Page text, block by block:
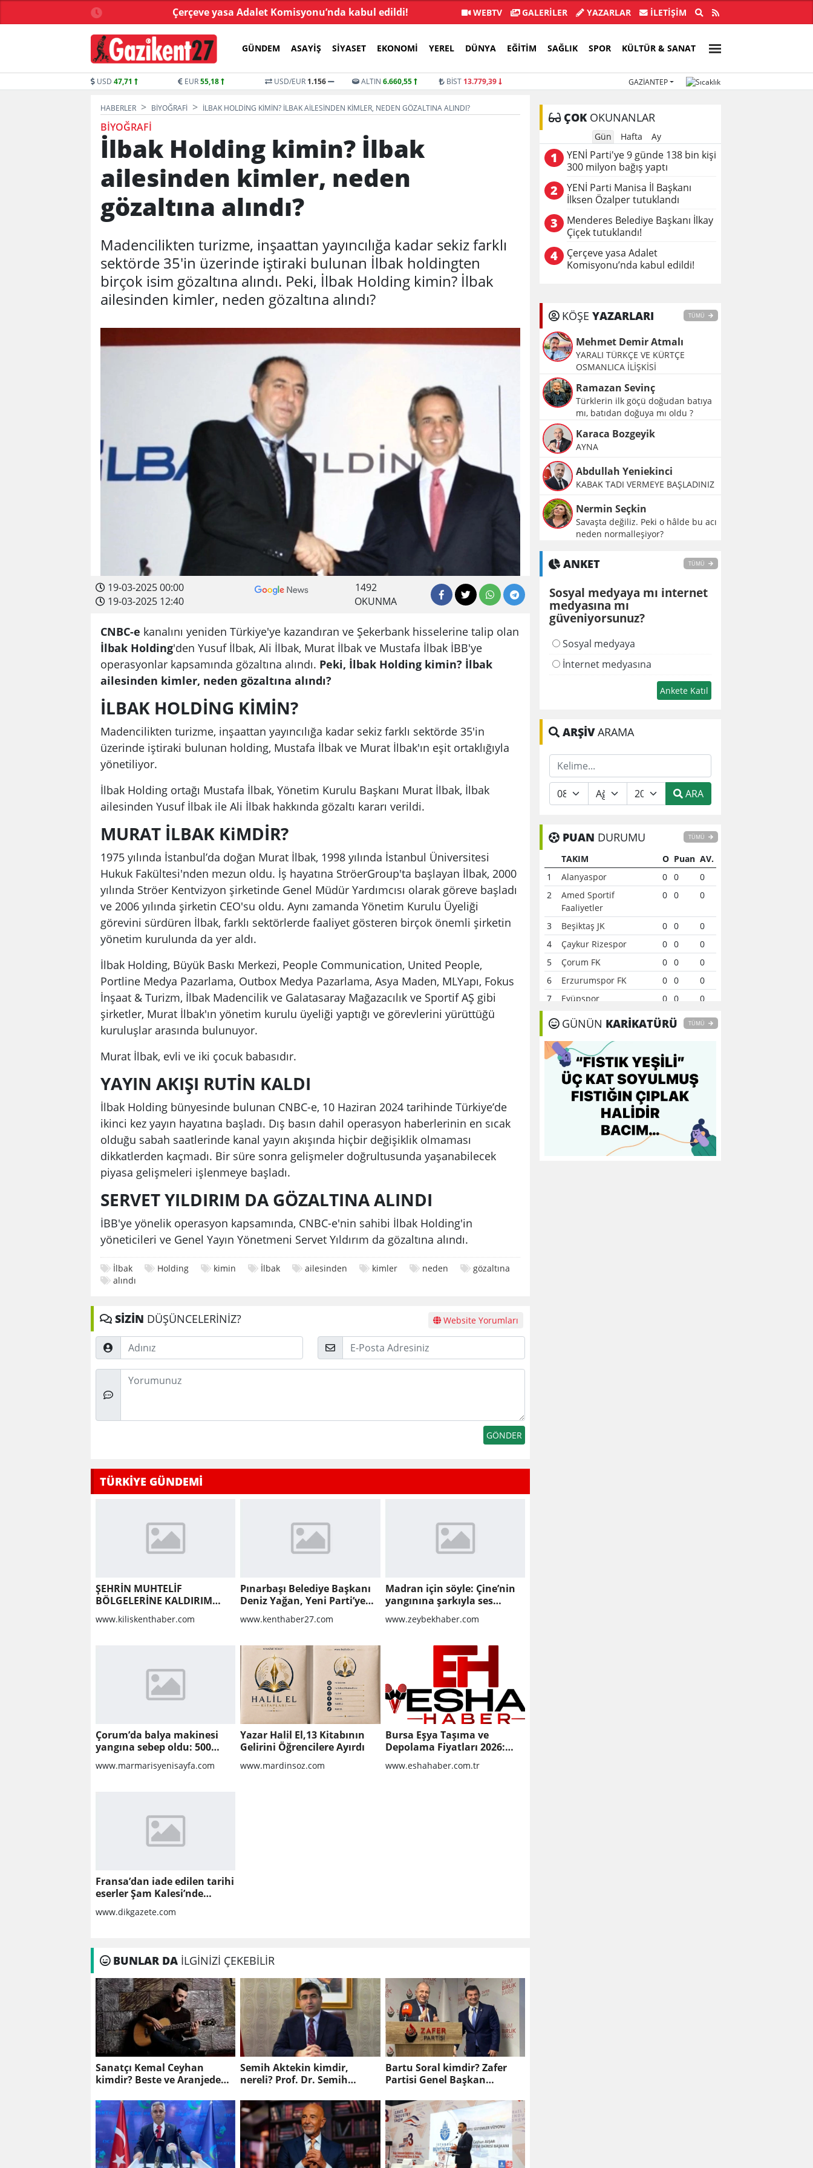
Özalper tutuklandı Çerçeve yasa Adalet Komisyonu’nda kabul edildi! YENİ Parti'ye 9 günde 138 bin kişi 300 milyon bağış yaptı
WEBTV GALERİLER YAZARLAR İLETIŞIM
GÜNDEM ASAYIŞ SIYASET EKONOMI YEREL DÜNYA EĞITIM SAĞLIK SPOR KÜLTÜR & SANAT
USD 47,71 EUR55,18 USD/EUR 1.156 ALTIN 6.660,55 BİST 13.779,39 GAZIANTEP
HABERLER BIYOĞRAFI İLBAK HOLDING KIMIN? İLBAK AILESINDEN KIMLER, NEDEN GÖZALTINA ALINDI?
BIYOĞRAFI
İlbak Holding kimin? İlbak
ailesinden kimler, neden
gözaltına alındı?
Madencilikten turizme, inşaattan yayıncılığa kadar sekiz farklı
sektörde 35'in üzerinde iştiraki bulunan İlbak holdingten
birçok isim gözaltına alındı. Peki, İlbak Holding kimin? İlbak
ailesinden kimler, neden gözaltına alındı?
19-03-2025 00:00
19-03-2025 12:40
1492
OKUNMA
CNBC-e kanalını yeniden Türkiye'ye kazandıran ve Şekerbank hisselerine talip olan
İlbak Holding'den Yusuf İlbak, Ali İlbak, Murat İlbak ve Mustafa İlbak İBB'ye
operasyonlar kapsamında gözaltına alındı. Peki, İlbak Holding kimin? İlbak
ailesinden kimler, neden gözaltına alındı?
İLBAK HOLDİNG KİMİN?
Madencilikten turizme, inşaattan yayıncılığa kadar sekiz farklı sektörde 35'in
üzerinde iştiraki bulunan holding, Mustafa İlbak ve Murat İlbak'ın eşit ortaklığıyla
yönetiliyor.
İlbak Holding ortağı Mustafa İlbak, Yönetim Kurulu Başkanı Murat İlbak, İlbak
ailesinden Yusuf İlbak ile Ali İlbak hakkında gözaltı kararı verildi.
MURAT İLBAK KiMDİR?
1975 yılında İstanbul’da doğan Murat İlbak, 1998 yılında İstanbul Üniversitesi
Hukuk Fakültesi'nden mezun oldu. İş hayatına StröerGroup'ta başlayan İlbak, 2000
yılında Ströer Kentvizyon şirketinde Genel Müdür Yardımcısı olarak göreve başladı
ve 2006 yılında şirketin CEO'su oldu. Aynı zamanda Yönetim Kurulu Üyeliği
görevini sürdüren İlbak, farklı sektörlerde faaliyet gösteren birçok önemli şirketin
yönetim kurulunda da yer aldı.
İlbak Holding, Büyük Baskı Merkezi, People Communication, United People,
Portline Medya Pazarlama, Outbox Medya Pazarlama, Asya Maden, MLYapı, Fokus
İnşaat & Turizm, İlbak Madencilik ve Galatasaray Mağazacılık ve Sportif AŞ gibi
şirketler, Murat İlbak'ın yönetim kurulu üyeliği yaptığı ve görevlerini yürüttüğü
kuruluşlar arasında bulunuyor.
Murat İlbak, evli ve iki çocuk babasıdır.
YAYIN AKIŞI RUTİN KALDI
İlbak Holding bünyesinde bulunan CNBC-e, 10 Haziran 2024 tarihinde Türkiye’de
ikinci kez yayın hayatına başladı. Dış basın dahil operasyon haberlerinin en sıcak
olduğu sabah saatlerinde kanal yayın akışında hiçbir değişiklik olmaması
dikkatlerden kaçmadı. Bir süre sonra gelişmeler doğrultusunda yaşanabilecek
piyasa gelişmeleri işlenmeye başladı.
SERVET YILDIRIM DA GÖZALTINA ALINDI
İBB'ye yönelik operasyon kapsamında, CNBC-e'nin sahibi İlbak Holding'in
yöneticileri ve Genel Yayın Yönetmeni Servet Yıldırım da gözaltına alındı.
İlbak Holding kimin İlbak ailesinden kimler neden
gözaltına
alındı
SİZİN DÜŞÜNCELERİNİZ? Website Yorumları
Adınız
Posta
Düşünceleriniz
TÜRKİYE GÜNDEMİ
ŞEHRİN MUHTELİF
BÖLGELERİNE KALDIRIM
YAPILMASI VE BOZULAN
KALDIRIMLARIN
www.kiliskenthaber.com
Pınarbaşı Belediye Başkanı
Deniz Yağan, Yeni Parti’ye
geçti
www.kenthaber27.com
Madran için söyle: Çine’nin
yangınına şarkıyla ses
www.zeybekhaber.com
Çorum’da balya makinesi
yangına sebep oldu: 500
dönüm anız küle döndü
www.marmarisyenisayfa.com
Yazar Halil El,13 Kitabının
Gelirini Öğrencilere Ayırdı
www.mardinsoz.com
Bursa Eşya Taşıma ve
Depolama Fiyatları 2026:
Güvenli Hizmet İçin
Bilinmesi Gerekenler
www.eshahaber.com.tr
Fransa’dan iade edilen tarihi
eserler Şam Kalesi’nde
sergilendi
www.dikgazete.com
BUNLAR DA İLGİNİZİ ÇEKEBİLİR
Sanatçı Kemal Ceyhan
kimdir? Beste ve Aranjede
Semih Aktekin kimdir,
nereli? Prof. Dr. Semih
Bartu Soral kimdir? Zafer
Partisi Genel Başkan
neden istifa etti?
ÇOKOKUNANLAR
Gün Hafta Ay
1
YENİ Parti'ye 9 günde 138 bin kişi
300 milyon bağış yaptı
2
YENİ Parti Manisa İl Başkanı
İlksen Özalper tutuklandı
3
Menderes Belediye Başkanı İlkay
Çiçek tutuklandı!
4
Çerçeve yasa Adalet
Komisyonu’nda kabul edildi!
KÖŞE YAZARLARI TÜMÜ
Mehmet Demir Atmalı
YARALI TÜRKÇE VE KÜRTÇE
OSMANLICA İLİŞKİSİ
Ramazan Sevinç
Türklerin ilk göçü doğudan batıya
mı, batıdan doğuya mı oldu ?
Karaca Bozgeyik
AYNA
Abdullah Yeniekinci
KABAK TADI VERMEYE BAŞLADINIZ
Nermin Seçkin
Savaşta değiliz. Peki o hâlde bu acı
neden normalleşiyor?
ANKET TÜMÜ
Sosyal medyaya mı internet
medyasına mı
güveniyorsunuz?
Sosyal medyaya
İnternet medyasına
ARŞİVARAMA
ARA
PUAN DURUMU TÜMÜ
TAKIM O Puan AV.
1
Alanyaspor 0 0
0
2
Amed Sportif
Faaliyetler
0 0 0
3 Beşiktaş JK 0 0
0
4
Çaykur Rizespor 0 0
0
5
Çorum FK 0 0
0
6
Erzurumspor FK 0 0
0
7
Eyüpspor 0 0
0
8
Fenerbahçe 0
0
10 Gaziantep FK 0 0
Gençlerbirliği 0 0
Göztepe 0 0
Başakşehir FK
Kasımpaşa
0
0
0
GÜNÜN KARİKATÜRÜ TÜMÜ